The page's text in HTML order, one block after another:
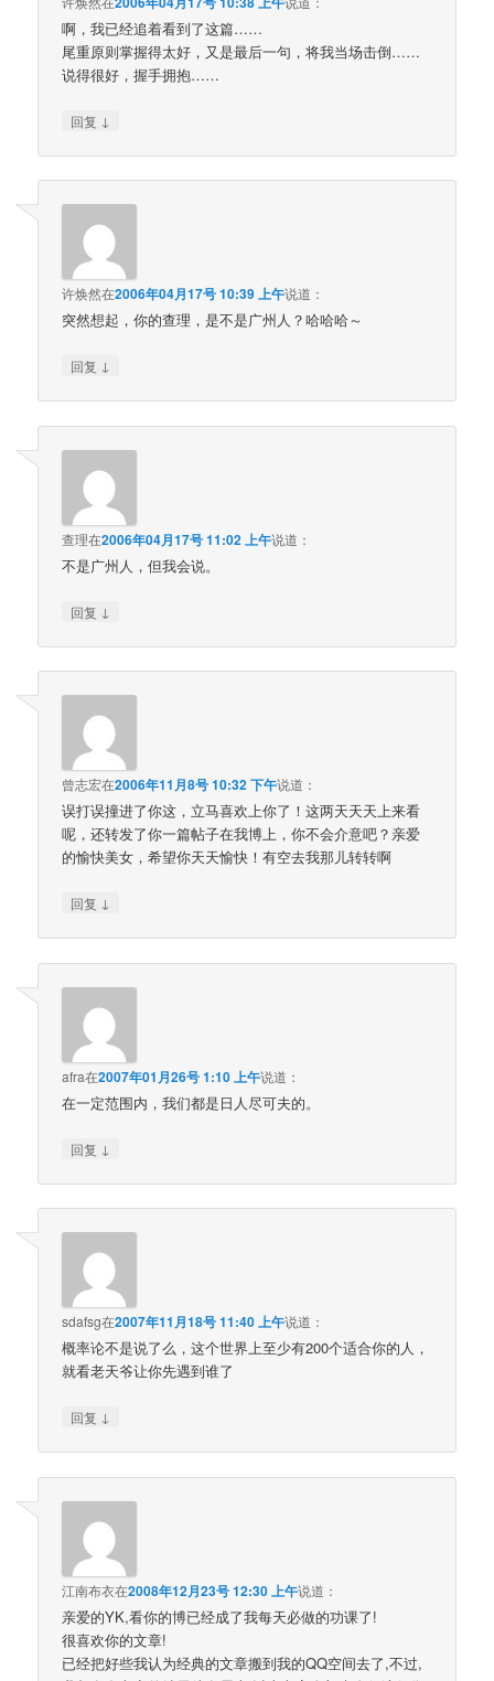
啊，我已经追着看到了这篇……
尾重原则掌握得太好，又是最后一句，将我当场击倒……
说得很好，握手拥抱……
回复 ↓
许焕然在2006年04月17号 10:39 上午说道：
突然想起，你的查理，是不是广州人？哈哈哈～
回复 ↓
查理在2006年04月17号 11:02 上午说道：
不是广州人，但我会说。
回复 ↓
曾志宏在2006年11月8号 10:32 下午说道：
误打误撞进了你这，立马喜欢上你了！这两天天天上来看
呢，还转发了你一篇帖子在我博上，你不会介意吧？亲爱
的愉快美女，希望你天天愉快！有空去我那儿转转啊
回复 ↓
afra在2007年01月26号 1:10 上午说道：
在一定范围内，我们都是日人尽可夫的。
回复 ↓
sdafsg在2007年11月18号 11:40 上午说道：
概率论不是说了么，这个世界上至少有200个适合你的人，
就看老天爷让你先遇到谁了
回复 ↓
江南布衣在2008年12月23号 12:30 上午说道：
亲爱的YK,看你的博已经成了我每天必做的功课了!
很喜欢你的文章!
已经把好些我认为经典的文章搬到我的QQ空间去了,不过,